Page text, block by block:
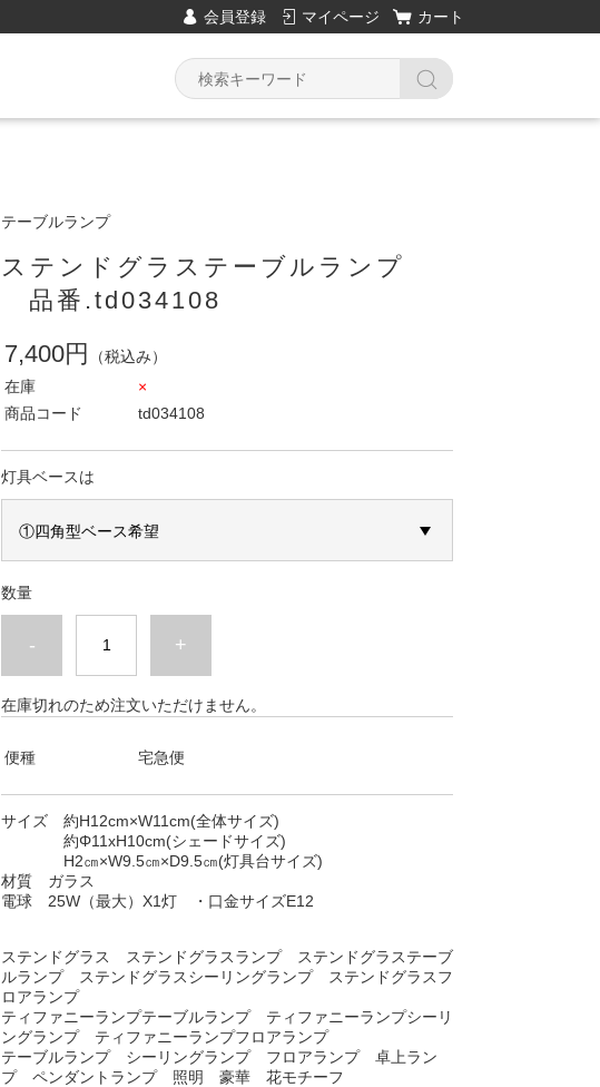
会員登録 マイページ カート
テーブルランプ
ステンドグラステーブルランプ
品番.td034108
7,400円
（税込み）
在庫
×
商品コード
td034108
灯具ベースは
数量
- +
在庫切れのため注文いただけません。
便種 宅急便
サイズ 約H12cm×W11cm(全体サイズ)
約Φ11xH10cm(シェードサイズ)
H2㎝×W9.5㎝×D9.5㎝(灯具台サイズ)
材質 ガラス
電球 25W（最大）X1灯 ・口金サイズE12
ステンドグラス ステンドグラスランプ ステンドグラステーブ
ルランプ ステンドグラスシーリングランプ ステンドグラスフ
ロアランプ
ティファニーランプテーブルランプ ティファニーランプシーリ
ングランプ ティファニーランプフロアランプ
テーブルランプ シーリングランプ フロアランプ 卓上ラン
プ ペンダントランプ 照明 豪華 花モチーフ